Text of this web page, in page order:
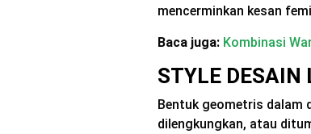
mencerminkan kesan
Baca juga: Kombinasi
STYLE DESAIN
Bentuk geometris dalam
dilengkungkan, atau